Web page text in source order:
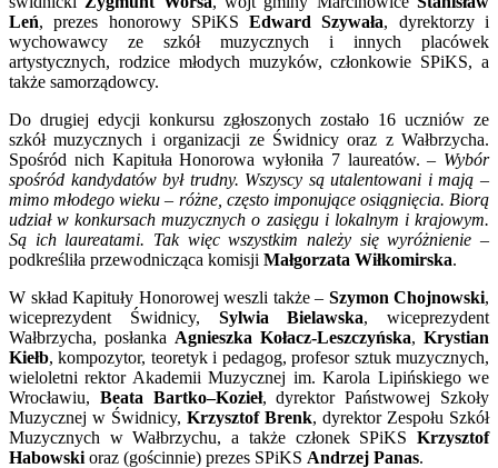
Leń, prezes honorowy SPiKSEdward Szywała, dyrektorzy i
wychowawcy ze szkół muzycznych i innych placówek
artystycznych, rodzice młodych muzyków, członkowie SPiKS, a
także samorządowcy.
Do drugiej edycji konkursu zgłoszonych zostało 16 uczniów ze
szkół muzycznych i organizacji ze Świdnicy oraz z Wałbrzycha.
Spośród nich Kapituła Honorowa wyłoniła 7 laureatów. – Wybór
spośród kandydatów był trudny. Wszyscy są utalentowani i mają –
mimo młodego wieku – różne, często imponujące osiągnięcia. Biorą
udział w konkursach muzycznych o zasięgu i lokalnym i krajowym.
Są ich laureatami. Tak więc wszystkim należy się wyróżnienie –
podkreśliła przewodnicząca komisji Małgorzata Wiłkomirska.
W skład Kapituły Honorowej weszli także – Szymon Chojnowski,
wiceprezydent Świdnicy, Sylwia Bielawska, wiceprezydent
Wałbrzycha, posłanka Agnieszka Kołacz-Leszczyńska, Krystian
Kiełb, kompozytor, teoretyk i pedagog, profesor sztuk muzycznych,
wieloletni rektor Akademii Muzycznej im. Karola Lipińskiego we
Wrocławiu, Beata Bartko–Kozieł, dyrektor Państwowej Szkoły
Muzycznej w Świdnicy, Krzysztof Brenk, dyrektor Zespołu Szkół
Muzycznych w Wałbrzychu, a także członek SPiKS Krzysztof
Habowski oraz (gościnnie) prezes SPiKS Andrzej Panas.